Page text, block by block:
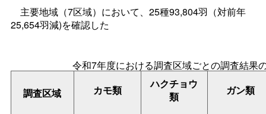
主要地域（7区域）において、25種93,804羽（対前年
25,654羽減)を確認した
令和7年度における調査区域ごとの調査結果
調査区域 カモ類
ハクチョウ
類
ガン類